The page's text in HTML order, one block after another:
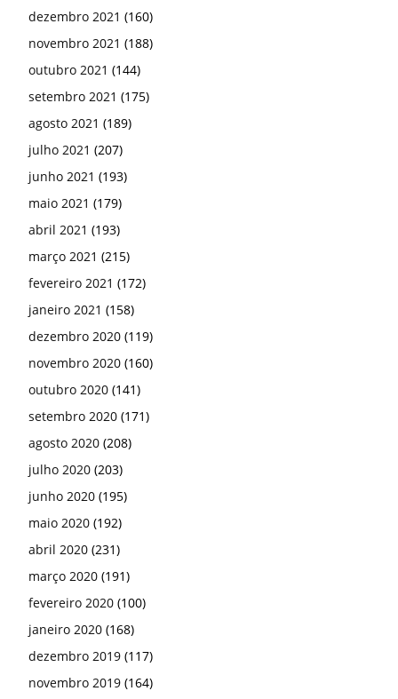
dezembro 2021 (160)
novembro 2021 (188)
outubro 2021 (144)
setembro 2021 (175)
agosto 2021 (189)
julho 2021 (207)
junho 2021 (193)
maio 2021 (179)
abril 2021 (193)
março 2021 (215)
fevereiro 2021 (172)
janeiro 2021 (158)
dezembro 2020 (119)
novembro 2020 (160)
outubro 2020 (141)
setembro 2020 (171)
agosto 2020 (208)
julho 2020 (203)
junho 2020 (195)
maio 2020 (192)
abril 2020 (231)
março 2020 (191)
fevereiro 2020 (100)
janeiro 2020 (168)
dezembro 2019 (117)
novembro 2019 (164)